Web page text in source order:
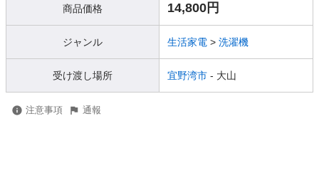
商品価格 14,800円
ジャンル 生活家電 > 洗濯機
受け渡し場所 宜野湾市 - 大山
注意事項 通報